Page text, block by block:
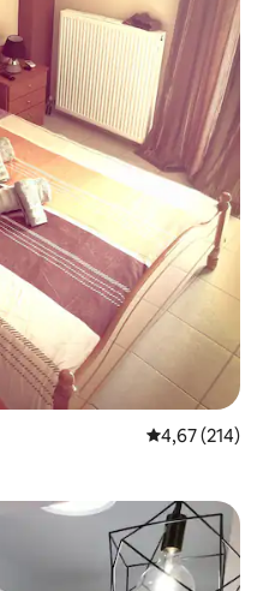
Classificação
4,67 (214)